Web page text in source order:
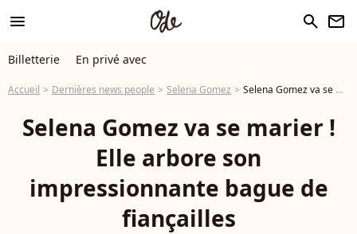
menu search newsletter
Billetterie En privé avec
Accueil Dernières news people Selena Gomez Selena Gomez va se marier ! Elle arbore son impressionnante bague de fiançailles
Selena Gomez va se marier !
Elle arbore son
impressionnante bague de
fiançailles